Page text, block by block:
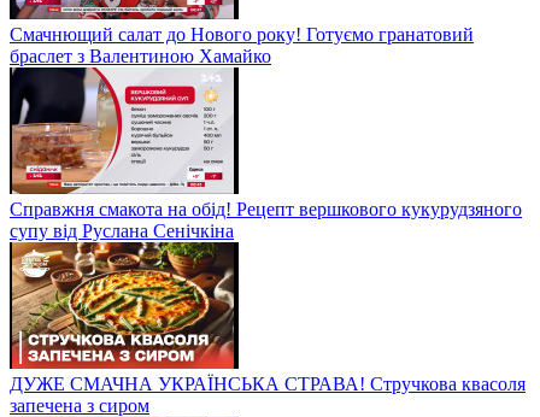
Смачнющий салат до Нового року! Готуємо гранатовий
браслет з Валентиною Хамайко
Справжня смакота на обід! Рецепт вершкового кукурудзяного
супу від Руслана Сенічкіна
ДУЖЕ СМАЧНА УКРАЇНСЬКА СТРАВА! Стручкова квасоля
запечена з сиром